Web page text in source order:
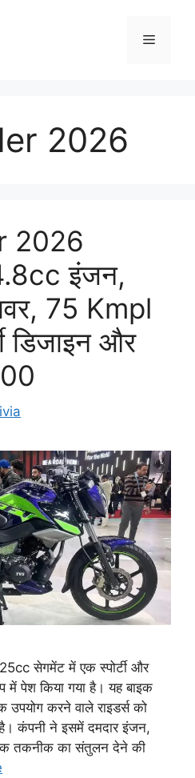
Menu
2026
2026
इंजन,
75 Kmpl
डिजाइन और
सेगमेंट में एक स्पोर्टी और
पेश किया गया है। यह बाइक
करने वाले राइडर्स को
कंपनी ने इसमें दमदार इंजन,
तकनीक का संतुलन देने की